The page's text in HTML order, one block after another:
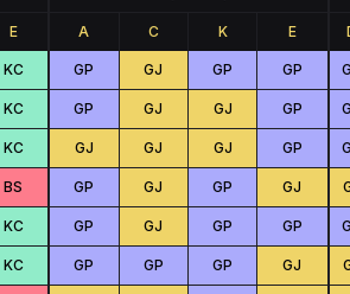
E
KC
KC
KC
BS
KC
KC
A C K E
GP GJ GP GP
GP GJ GJ GP
GJ GJ GJ GP
GP GJ GP GJ
GP GJ GP GP
GP GP GP GJ